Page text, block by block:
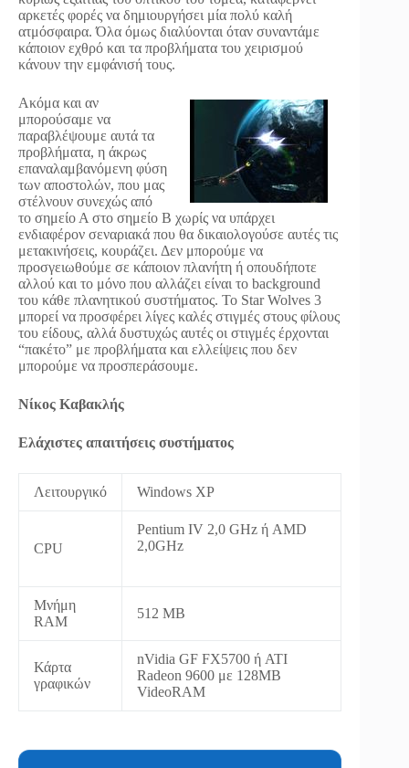
αρκετές φορές να δημιουργήσει μία πολύ καλή
ατμόσφαιρα. Όλα όμως διαλύονται όταν συναντάμε
κάποιον εχθρό και τα προβλήματα του χειρισμού
κάνουν την εμφάνισή τους.
Ακόμα και αν
μπορούσαμε να
παραβλέψουμε αυτά τα
προβλήματα, η άκρως
επαναλαμβανόμενη φύση
των αποστολών, που μας
στέλνουν συνεχώς από
το σημείο Α στο σημείο Β χωρίς να υπάρχει
ενδιαφέρον σεναριακά που θα δικαιολογούσε αυτές τις
μετακινήσεις, κουράζει. Δεν μπορούμε να
προσγειωθούμε σε κάποιον πλανήτη ή οπουδήποτε
αλλού και το μόνο που αλλάζει είναι το background
του κάθε πλανητικού συστήματος. Το Star Wolves 3
μπορεί να προσφέρει λίγες καλές στιγμές στους φίλους
του είδους, αλλά δυστυχώς αυτές οι στιγμές έρχονται
“πακέτο” με προβλήματα και ελλείψεις που δεν
μπορούμε να προσπεράσουμε.
Νίκος Καβακλής
Ελάχιστες απαιτήσεις συστήματος
Λειτουργικό Windows XP
CPU
Pentium IV 2,0 GHz ή AMD
2,0GHz
Μνήμη
RAM
512 MB
Κάρτα
γραφικών
nVidia GF FX5700 ή ATI
Radeon 9600 με 128MB
VideoRAM